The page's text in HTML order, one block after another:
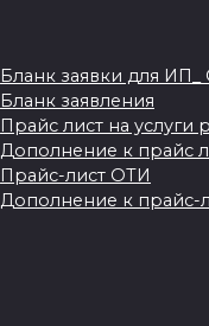
Бланк заявки для
Бланк заявления
Прайс лист на услуги
Дополнение к прайс
Прайс-лист ОТИ
Дополнение к прайс-